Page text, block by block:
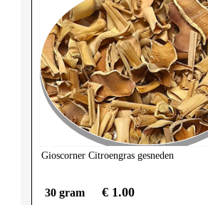
Gioscorner Citroengras gesneden
30 gram € 1.00